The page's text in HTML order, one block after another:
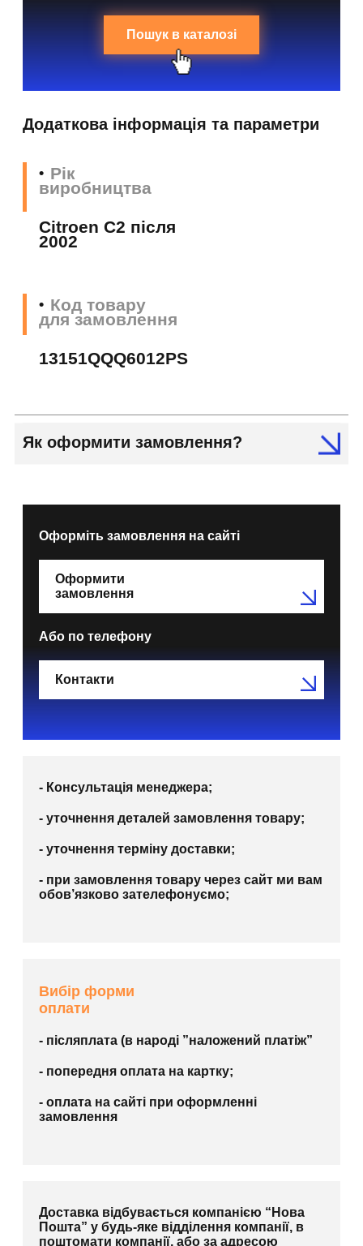
Пошук в каталозі
Додаткова інформація та параметри
Рік
виробництва
Citroen C2 після
2002
Код товару
для замовлення
13151QQQ6012PS
Як оформити замовлення?
Оформіть замовлення на сайті
Оформити
замовлення
Або по телефону
Контакти
- Консультація менеджера;
- уточнення деталей замовлення товару;
- уточнення терміну доставки;
- при замовлення товару через сайт ми вам
обов’язково зателефонуємо;
Вибір форми
оплати
- післяплата (в народі ”наложений платіж”
- попередня оплата на картку;
- оплата на сайті при оформленні
замовлення
Доставка відбувається компанією “Нова
Пошта” у будь-яке відділення компанії, в
поштомати компанії, або за адресою